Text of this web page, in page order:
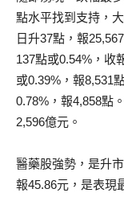
點水平找到支持，
日升37點，報
137點或0.54%，收
或0.39%，報8,531
0.78%，報4,858點
2,596億元。
醫藥股強勢，是升
報45.86元，是表現